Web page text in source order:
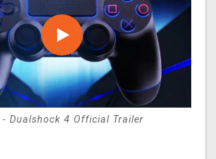
- Dualshock 4 Official Trailer